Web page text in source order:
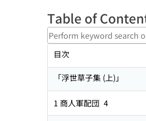
Table of
目次
「浮世草子集 (上)」
1 商人軍配団 4